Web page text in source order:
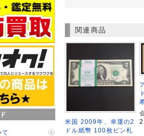
関連商品
米国 2009年、幸運の2
ドル紙幣 100枚ピン札
て